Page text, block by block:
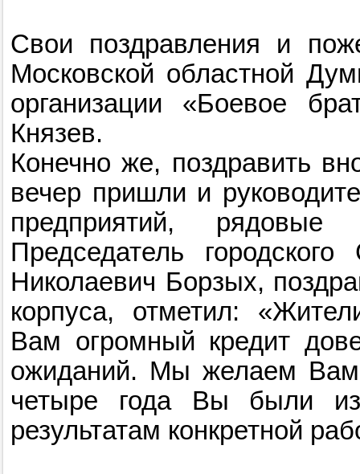
Свои поздравления и
Московской областной
организации «Боевое
Князев.
Конечно же, поздравить
вечер пришли и
предприятий, рядовые
Председатель
Николаевич Борзых,
корпуса, отметил:
Вам огромный кредит
ожиданий. Мы желаем Вам
четыре года Вы были
результатам конкретной